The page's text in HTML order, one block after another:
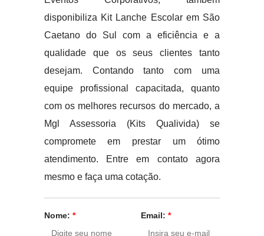
disponibiliza Kit Lanche Escolar em São
Caetano do Sul com a eficiência e a
qualidade que os seus clientes tanto
desejam. Contando tanto com uma
equipe profissional capacitada, quanto
com os melhores recursos do mercado, a
Mgl Assessoria (Kits Qualivida) se
compromete em prestar um ótimo
atendimento. Entre em contato agora
mesmo e faça uma cotação.
Nome: * Email: *